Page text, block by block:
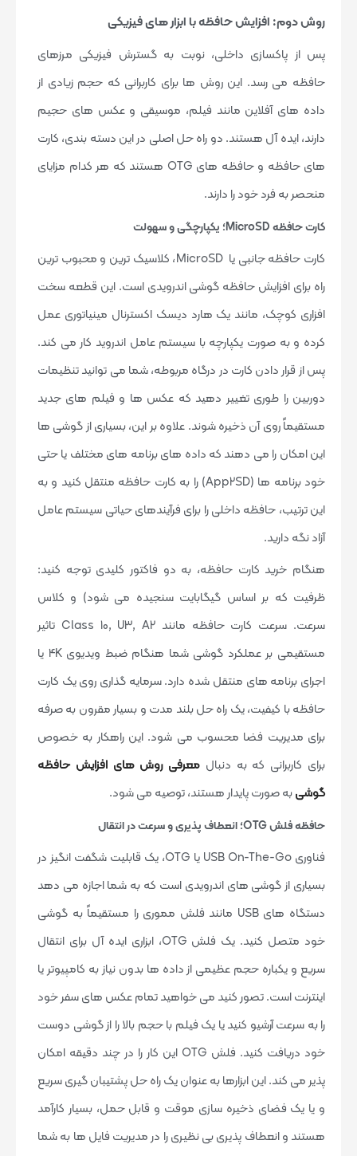
روش دوم: افزایش حافظه با ابزار های فیزیکی
پس از پاکسازی داخلی، نوبت به گسترش فیزیکی مرزهای
حافظه می رسد. این روش ها برای کاربرانی که حجم زیادی از
داده های آفلاین مانند فیلم، موسیقی و عکس های حجیم
دارند، ایده آل هستند. دو راه حل اصلی در این دسته بندی، کارت
های حافظه و حافظه های OTG هستند که هر کدام مزایای
منحصر به فرد خود را دارند.
کارت حافظه MicroSD؛ یکپارچگی و سهولت
کارت حافظه جانبی یا MicroSD، کلاسیک ترین و محبوب ترین
راه برای افزایش حافظه گوشی اندرویدی است. این قطعه سخت
افزاری کوچک، مانند یک هارد دیسک اکسترنال مینیاتوری عمل
کرده و به صورت یکپارچه با سیستم عامل اندروید کار می کند.
پس از قرار دادن کارت در درگاه مربوطه، شما می توانید تنظیمات
دوربین را طوری تغییر دهید که عکس ها و فیلم های جدید
مستقیماً روی آن ذخیره شوند. علاوه بر این، بسیاری از گوشی ها
این امکان را می دهند که داده های برنامه های مختلف یا حتی
خود برنامه ها (App2SD) را به کارت حافظه منتقل کنید و به
این ترتیب، حافظه داخلی را برای فرآیندهای حیاتی سیستم عامل
آزاد نگه دارید.
هنگام خرید کارت حافظه، به دو فاکتور کلیدی توجه کنید:
ظرفیت که بر اساس گیگابایت سنجیده می شود) و کلاس
سرعت. سرعت کارت حافظه مانند Class 10, U3, A2 تاثیر
مستقیمی بر عملکرد گوشی شما هنگام ضبط ویدیوی 4K یا
اجرای برنامه های منتقل شده دارد. سرمایه گذاری روی یک کارت
حافظه با کیفیت، یک راه حل بلند مدت و بسیار مقرون به صرفه
برای مدیریت فضا محسوب می شود. این راهکار به خصوص
برای کاربرانی که به دنبال معرفی روش های افزایش حافظه
گوشیبه صورت پایدار هستند، توصیه می شود.
حافظه فلش OTG؛ انعطاف پذیری و سرعت در انتقال
فناوری USB On-The-Go یا OTG، یک قابلیت شگفت انگیز در
بسیاری از گوشی های اندرویدی است که به شما اجازه می دهد
دستگاه های USB مانند فلش مموری را مستقیماً به گوشی
خود متصل کنید. یک فلش OTG، ابزاری ایده آل برای انتقال
سریع و یکباره حجم عظیمی از داده ها بدون نیاز به کامپیوتر یا
اینترنت است. تصور کنید می خواهید تمام عکس های سفر خود
را به سرعت آرشیو کنید یا یک فیلم با حجم بالا را از گوشی دوست
خود دریافت کنید. فلش OTG این کار را در چند دقیقه امکان
پذیر می کند. این ابزارها به عنوان یک راه حل پشتیبان گیری سریع
و یا یک فضای ذخیره سازی موقت و قابل حمل، بسیار کارآمد
هستند و انعطاف پذیری بی نظیری را در مدیریت فایل ها به شما